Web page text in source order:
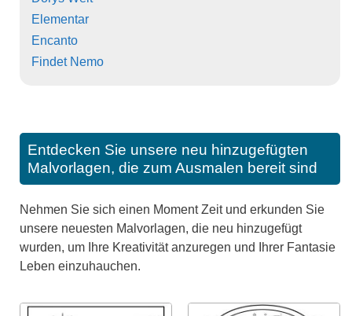
Elementar
Encanto
Findet Nemo
Entdecken Sie unsere neu hinzugefügten
Malvorlagen, die zum Ausmalen bereit sind
Nehmen Sie sich einen Moment Zeit und erkunden Sie
unsere neuesten Malvorlagen, die neu hinzugefügt
wurden, um Ihre Kreativität anzuregen und Ihrer Fantasie
Leben einzuhauchen.